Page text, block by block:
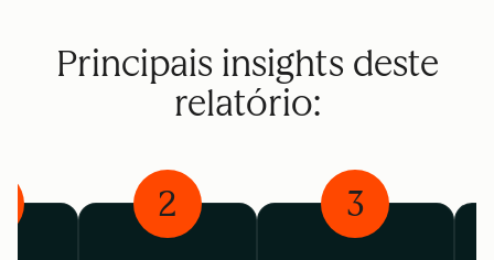
Principais insights deste
relatório:
2 3